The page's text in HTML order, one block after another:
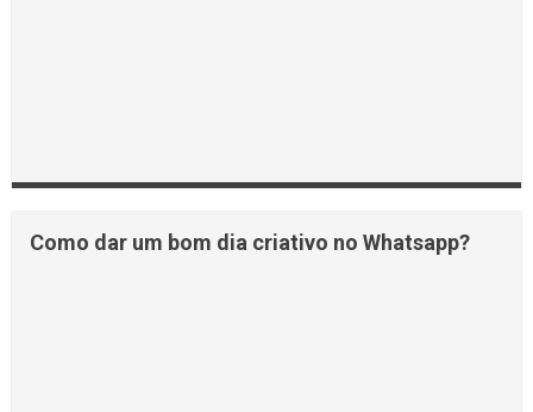
Como dar um bom dia criativo no Whatsapp?